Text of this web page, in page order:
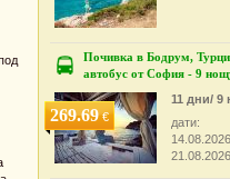
Почивка в Бодрум,
автобус от София - 9
269.69€
11 дни/ 9
дати: